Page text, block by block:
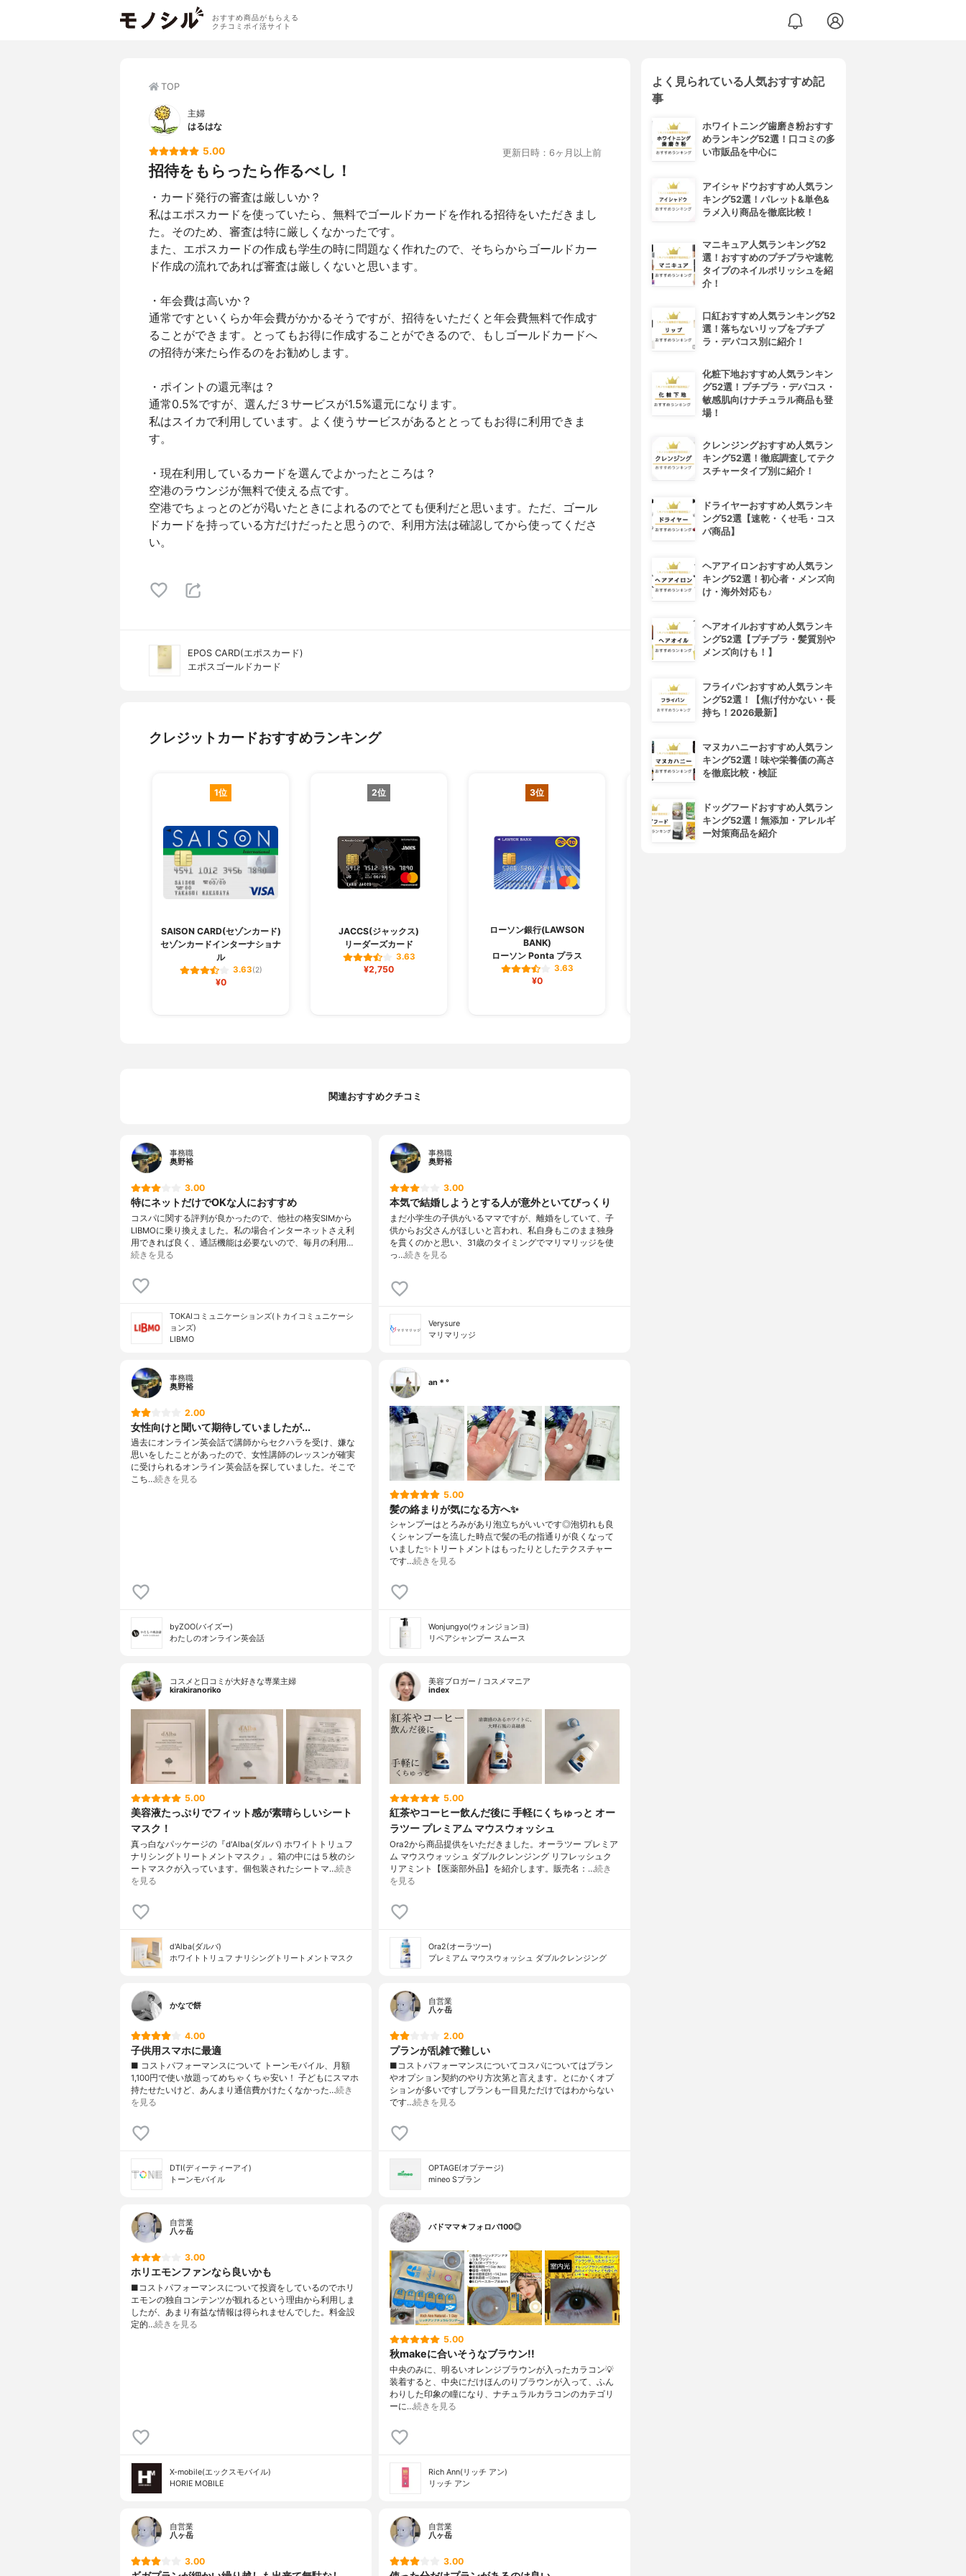
おすすめ商品がもらえる
クチコミポイ活サイト
TOP
主婦
はるはな
5.00 更新日時：6ヶ月以上前
招待をもらったら作るべし！
・カード発行の審査は厳しいか？
私はエポスカードを使っていたら、無料でゴールドカードを作れる招待をいただきまし
た。そのため、審査は特に厳しくなかったです。
また、エポスカードの作成も学生の時に問題なく作れたので、そちらからゴールドカー
ド作成の流れであれば審査は厳しくないと思います。
・年会費は高いか？
通常ですといくらか年会費がかかるそうですが、招待をいただくと年会費無料で作成す
ることができます。とってもお得に作成することができるので、もしゴールドカードへ
の招待が来たら作るのをお勧めします。
・ポイントの還元率は？
通常0.5%ですが、選んだ３サービスが1.5%還元になります。
私はスイカで利用しています。よく使うサービスがあるととってもお得に利用できま
す。
・現在利用しているカードを選んでよかったところは？
空港のラウンジが無料で使える点です。
空港でちょっとのどが渇いたときによれるのでとても便利だと思います。ただ、ゴール
ドカードを持っている方だけだったと思うので、利用方法は確認してから使ってくださ
い。
EPOS CARD(エポスカード)
エポスゴールドカード
クレジットカードおすすめランキング
1位
SAISON CARD(セゾンカード)
セゾンカードインターナショナ
ル
3.63(2)
¥0
2位
JACCS(ジャックス)
リーダーズカード
3.63
¥2,750
3位
ローソン銀行(LAWSON
BANK)
ローソン Ponta プラス
3.63
¥0
関連おすすめクチコミ
事務職
奥野裕
3.00
特にネットだけでOKな人におすすめ
コスパに関する評判が良かったので、他社の格安SIMから
LIBMOに乗り換えました。私の場合インターネットさえ利
用できれば良く、通話機能は必要ないので、毎月の利用…
続きを見る
TOKAIコミュニケーションズ(トカイコミュニケーシ
ョンズ)
LIBMO
事務職
奥野裕
3.00
本気で結婚しようとする人が意外といてびっくり
まだ小学生の子供がいるママですが、離婚をしていて、子
供からお父さんがほしいと言われ、私自身もこのまま独身
を貫くのかと思い、31歳のタイミングでマリマリッジを使
っ…続きを見る
Verysure
マリマリッジ
事務職
奥野裕
2.00
女性向けと聞いて期待していましたが...
過去にオンライン英会話で講師からセクハラを受け、嫌な
思いをしたことがあったので、女性講師のレッスンが確実
に受けられるオンライン英会話を探していました。そこで
こち…続きを見る
byZOO(バイズー)
わたしのオンライン英会話
an＊°
5.00
髪の絡まりが気になる方へ✨
シャンプーはとろみがあり泡立ちがいいです◎泡切れも良
くシャンプーを流した時点で髪の毛の指通りが良くなって
いました✨トリートメントはもったりとしたテクスチャー
です…続きを見る
Wonjungyo(ウォンジョンヨ)
リペアシャンプー スムース
コスメと口コミが大好きな専業主婦
kirakiranoriko
5.00
美容液たっぷりでフィット感が素晴らしいシート
マスク！
真っ白なパッケージの『d'Alba(ダルバ) ホワイトトリュフ
ナリシングトリートメントマスク』。箱の中には５枚のシ
ートマスクが入っています。個包装されたシートマ…続き
を見る
d'Alba(ダルバ)
ホワイトトリュフ ナリシングトリートメントマスク
美容ブロガー / コスメマニア
index
5.00
紅茶やコーヒー飲んだ後に 手軽にくちゅっと オー
ラツー プレミアム マウスウォッシュ
Ora2から商品提供をいただきました。オーラツー プレミア
ム マウスウォッシュ ダブルクレンジング リフレッシュク
リアミント【医薬部外品】を紹介します。販売名：…続き
を見る
Ora2(オーラツー)
プレミアム マウスウォッシュ ダブルクレンジング
かなで餅
4.00
子供用スマホに最適
■ コストパフォーマンスについて トーンモバイル、月額
1,100円で使い放題ってめちゃくちゃ安い！ 子どもにスマホ
持たせたいけど、あんまり通信費かけたくなかった…続き
を見る
DTI(ディーティーアイ)
トーンモバイル
自営業
八ヶ岳
2.00
プランが乱雑で難しい
■コストパフォーマンスについてコスパについてはプラン
やオプション契約のやり方次第と言えます。とにかくオプ
ションが多いですしプランも一目見ただけではわからない
です…続きを見る
OPTAGE(オプテージ)
mineo Sプラン
自営業
八ヶ岳
3.00
ホリエモンファンなら良いかも
■コストパフォーマンスについて投資をしているのでホリ
エモンの独自コンテンツが観れるという理由から利用しま
したが、あまり有益な情報は得られませんでした。料金設
定的…続きを見る
X-mobile(エックスモバイル)
HORIE MOBILE
バドママ★フォロバ100◎
5.00
秋makeに合いそうなブラウン!!
中央のみに、明るいオレンジブラウンが入ったカラコン💡
装着すると、中央にだけほんのりブラウンが入って、ふん
わりした印象の瞳になり、ナチュラルカラコンのカテゴリ
ーに…続きを見る
Rich Ann(リッチ アン)
リッチ アン
自営業
八ヶ岳
3.00
自営業
八ヶ岳
3.00
よく見られている人気おすすめ記
事
ホワイトニング歯磨き粉おすす
めランキング52選！口コミの多
い市販品を中心に
アイシャドウおすすめ人気ラン
キング52選！パレット&単色&
ラメ入り商品を徹底比較！
マニキュア人気ランキング52
選！おすすめのプチプラや速乾
タイプのネイルポリッシュを紹
介！
口紅おすすめ人気ランキング52
選！落ちないリップをプチプ
ラ・デパコス別に紹介！
化粧下地おすすめ人気ランキン
グ52選！プチプラ・デパコス・
敏感肌向けナチュラル商品も登
場！
クレンジングおすすめ人気ラン
キング52選！徹底調査してテク
スチャータイプ別に紹介！
ドライヤーおすすめ人気ランキ
ング52選【速乾・くせ毛・コス
パ商品】
ヘアアイロンおすすめ人気ラン
キング52選！初心者・メンズ向
け・海外対応も♪
ヘアオイルおすすめ人気ランキ
ング52選【プチプラ・髪質別や
メンズ向けも！】
フライパンおすすめ人気ランキ
ング52選！【焦げ付かない・長
持ち！2026最新】
マヌカハニーおすすめ人気ラン
キング52選！味や栄養価の高さ
を徹底比較・検証
ドッグフードおすすめ人気ラン
キング52選！無添加・アレルギ
ー対策商品を紹介